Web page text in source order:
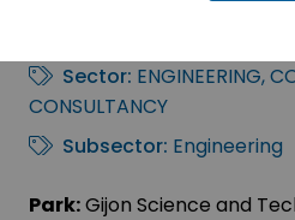
Sector: ENGINEERING,
CONSULTANCY
Subsector: Engineering
Park:Gijon Science and